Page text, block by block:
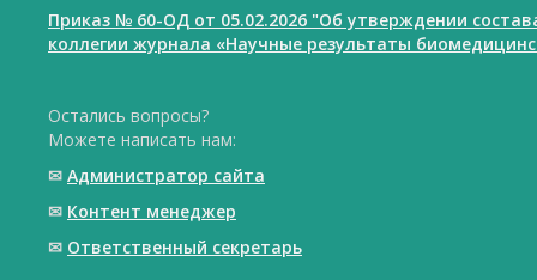
Приказ № 60-ОД от 05.02.2026 "Об утверждении
коллегии журнала «Научные результаты
Остались вопросы?
Можете написать нам:
✉ Администратор сайта
✉ Контент менеджер
✉ Ответственный cекретарь